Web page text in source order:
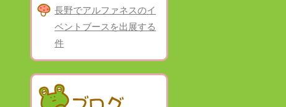
長野でアルファネスのイ
ベントブースを出展する
件